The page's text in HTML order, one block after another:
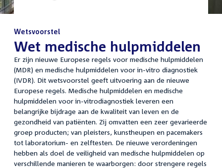
Wetsvoorstel
:Wet medische hulpmiddelen
Er zijn nieuwe Europese regels voor medische hulpmiddelen
(MDR) en medische hulpmiddelen voor in-vitro diagnostiek
(IVDR). Dit wetsvoorstel geeft uitvoering aan de nieuwe
Europese regels. Medische hulpmiddelen en medische
hulpmiddelen voor in-vitrodiagnostiek leveren een
belangrijke bijdrage aan de kwaliteit van leven en de
gezondheid van patiënten. Zij omvatten een zeer gevarieerde
groep producten; van pleisters, kunstheupen en pacemakers
tot laboratorium- en zelftesten. De nieuwe verordeningen
hebben als doel de veiligheid van medische hulpmiddelen op
verschillende manieren te waarborgen: door strengere regels